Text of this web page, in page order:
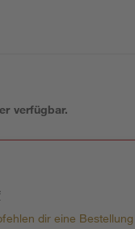
verfügbar.
dir eine